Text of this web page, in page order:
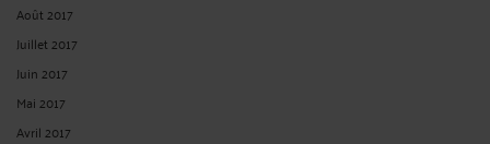
Août 2017
Juillet 2017
Juin 2017
Mai 2017
Avril 2017